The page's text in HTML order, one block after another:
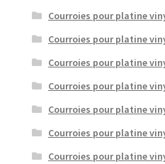
Courroies pour platine
Courroies pour platine
Courroies pour platine
Courroies pour platine
Courroies pour platine
Courroies pour platine
Courroies pour platine